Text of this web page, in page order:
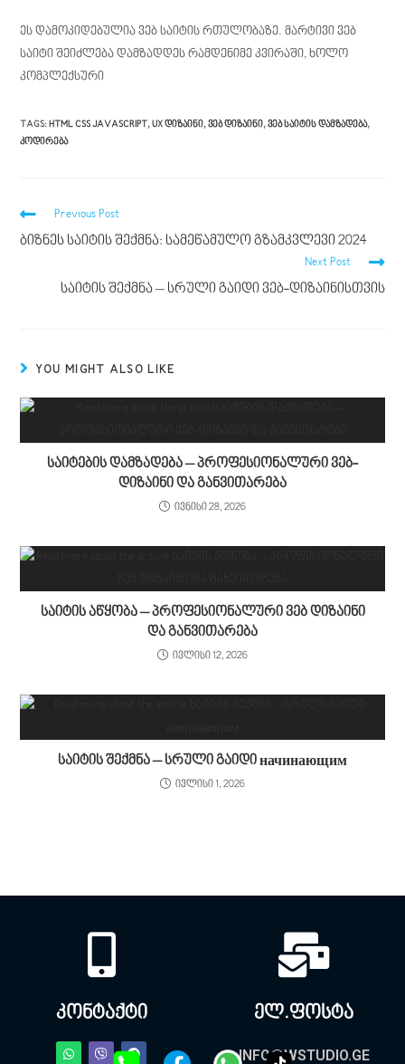
ეს დამოკიდებულია ვებ საიტის რთულობაზე. მარტივი ვებ
საიტი შეიძლება დამზადდეს რამდენიმე კვირაში, ხოლო
კომპლექსური
TAGS: HTML CSS JAVASCRIPT, UX ᲓᲘᲖᲐᲘᲜᲘ, ᲕᲔᲑ ᲓᲘᲖᲐᲘᲜᲘ, ᲕᲔᲑ ᲡᲐᲘᲢᲘᲡ ᲓᲐᲛᲖᲐᲓᲔᲑᲐ,
ᲙᲝᲓᲘᲠᲔᲑᲐ
Previous Post
ბიზნეს საიტის შექმნა: სამეწამულო გზამკვლევი 2024
Next Post
საიტის შექმნა – სრული გაიდი ვებ-დიზაინისთვის
YOU MIGHT ALSO LIKE
საიტების დამზადება – პროფესიონალური ვებ-
დიზაინი და განვითარება
ივნისი 28, 2026
საიტის აწყობა – პროფესიონალური ვებ დიზაინი
და განვითარება
ივლისი 12, 2026
საიტის შექმნა – სრული გაიდი начинающим
ივლისი 1, 2026
კონტაქტი ელ.ფოსტა
INFO@WSTUDIO.GE